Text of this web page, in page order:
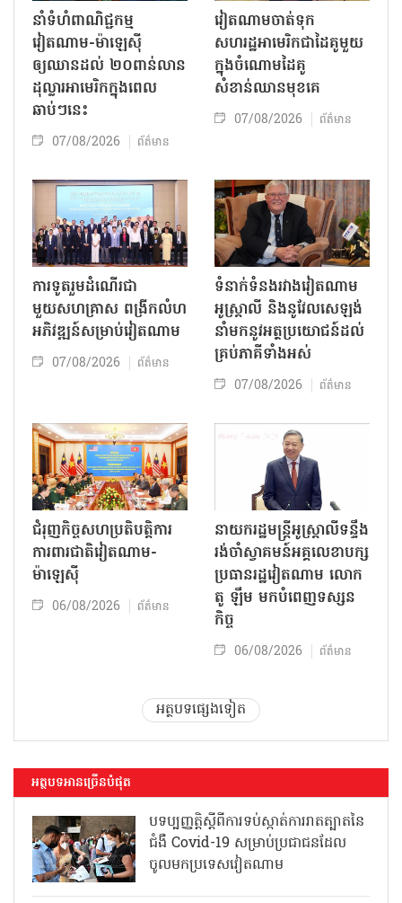
នាំទំហំពាណិជ្ជកម្ម
វៀតណាម-ម៉ាឡេស៊ី
ឲ្យឈានដល់ ២០ពាន់លាន
ដុល្លារអាមេរិកក្នុងពេល
ឆាប់ៗនេះ
07/08/2026 ព័ត៌មាន
វៀតណាមចាត់ទុក
សហរដ្ឋអាមេរិកជាដៃគូមួយ
ក្នុងចំណោមដៃគូ
សំខាន់ឈានមុខគេ
07/08/2026 ព័ត៌មាន
ការទូតរួមដំណើរជា
មួយសហគ្រាស ពង្រីកលំហ
អភិវឌ្ឍន៍សម្រាប់វៀតណាម
07/08/2026 ព័ត៌មាន
ទំនាក់ទំនងរវាងវៀតណាម
អូស្ត្រាលី និងនូវែលសេឡង់
នាំមកនូវអត្ថប្រយោជន៍ដល់
គ្រប់ភាគីទាំងអស់
07/08/2026 ព័ត៌មាន
ជំរុញកិច្ចសហប្រតិបត្តិការ
ការពារជាតិវៀតណាម-
ម៉ាឡេស៊ី
06/08/2026 ព័ត៌មាន
នាយករដ្ឋមន្ត្រីអូស្ត្រាលីទន្ទឹង
រង់ចាំស្វាគមន៍អគ្គលេខាបក្ស
ប្រធានរដ្ឋវៀតណាម លោក
តូ ឡឹម មកបំពេញទស្សន
កិច្ច
06/08/2026 ព័ត៌មាន
អត្ថបទផ្សេងទៀត
អត្ថបទអានច្រើនបំផុត
បទប្បញ្ញត្តិស្តីពីការទប់ស្កាត់ការរាតត្បាតនៃ
ជំងឺ Covid-19 សម្រាប់ប្រជាជនដែល
ចូលមកប្រទេសវៀតណាម